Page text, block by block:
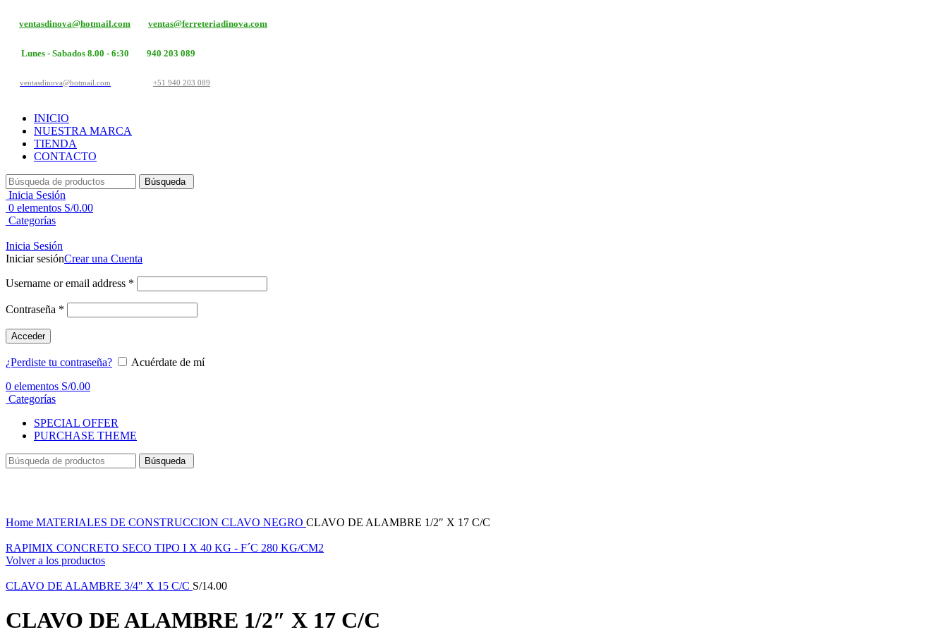
ventasdinova@hotmail.com ventas@ferreteriadinova.com
Lunes - Sabados 8.00 - 6:30 940 203 089
ventasdinova@hotmail.com +51 940 203 089
INICIO
NUESTRA MARCA
TIENDA
CONTACTO
Búsqueda
Inicia Sesión
0 elementos S/0.00
Categorías
Inicia Sesión
Iniciar sesiónCrear una Cuenta
Username or email address *
Contraseña *
Acceder
¿Perdiste tu contraseña?
Acuérdate de mí
0 elementos S/0.00
Categorías
SPECIAL OFFER
PURCHASE THEME
Búsqueda
Home MATERIALES DE CONSTRUCCION CLAVO NEGRO CLAVO DE ALAMBRE 1/2″ X 17 C/C
RAPIMIX CONCRETO SECO TIPO I X 40 KG - F´C 280 KG/CM2
Volver a los productos
CLAVO DE ALAMBRE 3/4" X 15 C/C S/14.00
CLAVO DE ALAMBRE 1/2″ X 17 C/C